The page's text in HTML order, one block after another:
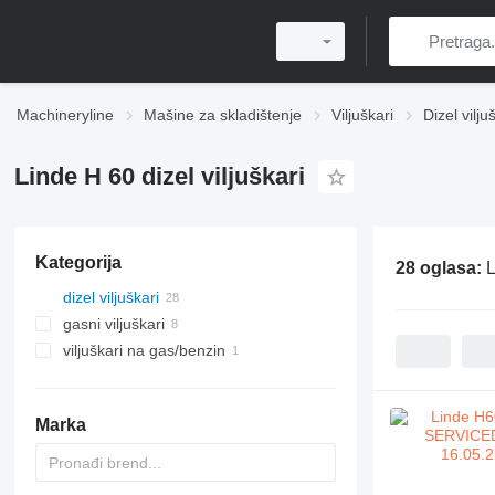
Machineryline Mašine za skladištenje Viljuškari Dizel
Linde H 60 dizel viljuškari
Kategorija
dizel viljuškari
gasni viljuškari
viljuškari na gas/benzin
Marka
28 oglasa: